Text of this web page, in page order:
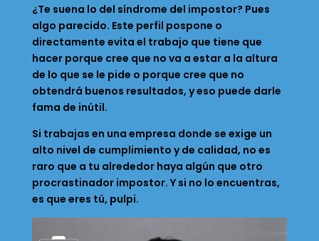
¿Te suena lo del síndrome del impostor? Pues
algo parecido. Este perfil pospone o
directamente evita el trabajo que tiene que
hacer porque cree que no va a estar a la altura
de lo que se le pide o porque cree que no
obtendrá buenos resultados, y eso puede darle
fama de inútil.
Si trabajas en una empresa donde se exige un
alto nivel de cumplimiento y de calidad, no es
raro que a tu alrededor haya algún que otro
procrastinador impostor. Y si no lo encuentras,
es que eres tú, pulpi.